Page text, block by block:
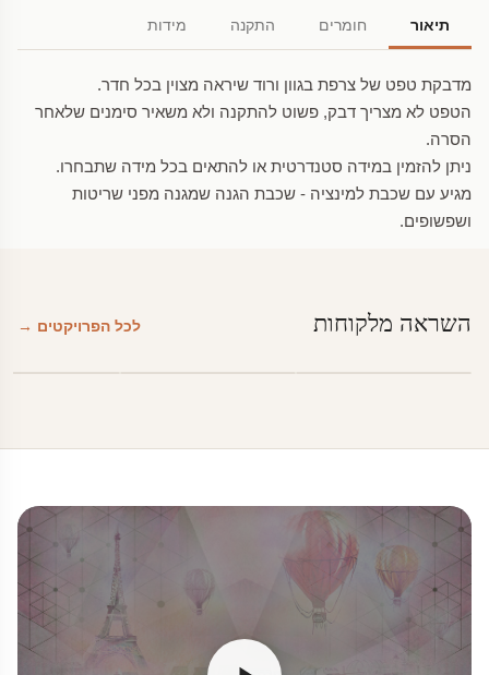
תיאור חומרים התקנה מידות
מדבקת טפט של צרפת בגוון ורוד שיראה מצוין בכל חדר.
הטפט לא מצריך דבק, פשוט להתקנה ולא משאיר סימנים שלאחר
הסרה.
ניתן להזמין במידה סטנדרטית או להתאים בכל מידה שתבחרו.
מגיע עם שכבת למינציה - שכבת הגנה שמגנה מפני שריטות
ושפשופים.
השראה מלקוחות לכל הפרויקטים →